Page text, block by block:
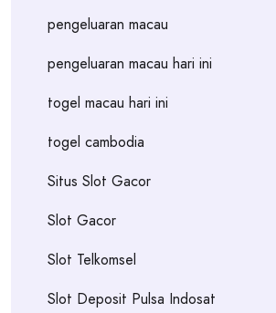
pengeluaran macau
pengeluaran macau hari ini
togel macau hari ini
togel cambodia
Situs Slot Gacor
Slot Gacor
Slot Telkomsel
Slot Deposit Pulsa Indosat